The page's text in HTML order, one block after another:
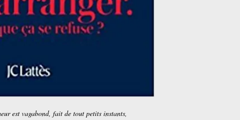
est vagabond, fait de tout petits instants,